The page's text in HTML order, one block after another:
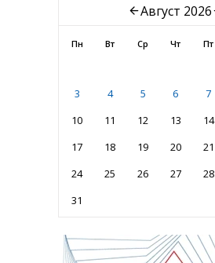
Август 2026
Пн Вт Ср Чт Пт
3
4 5 6 7
10
11 12 13 14
17
18 19 20 21
24
25 26 27 28
31